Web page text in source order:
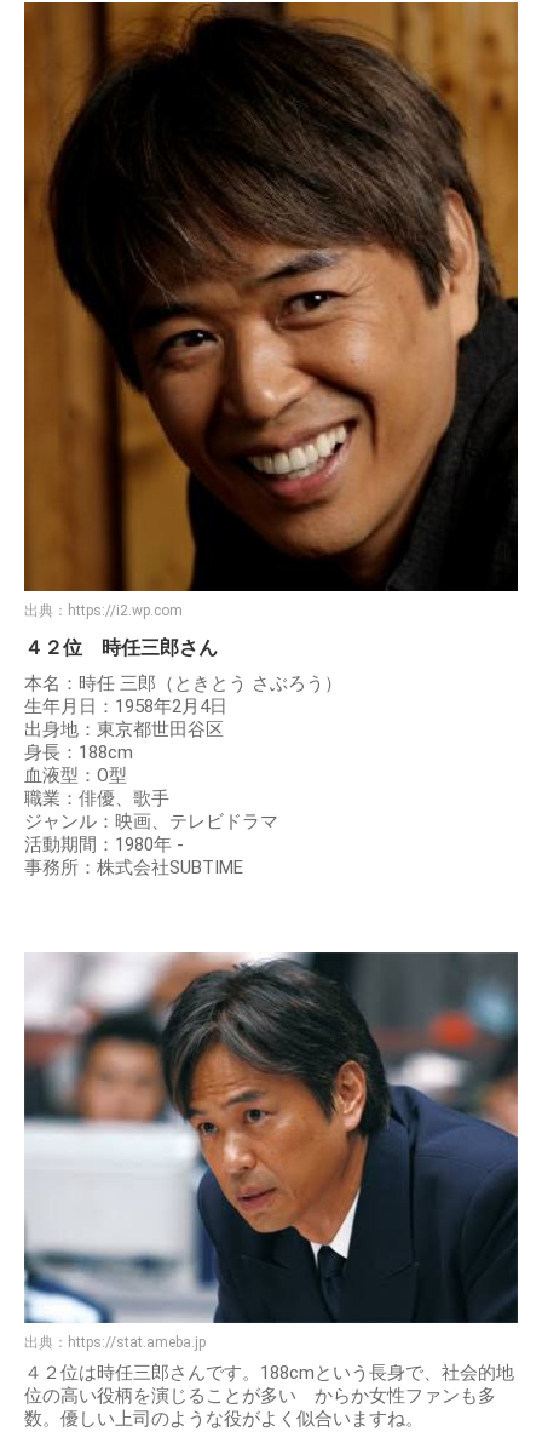
出典： https://i2.wp.com
４２位 時任三郎さん
本名：時任 三郎（ときとう さぶろう）
生年月日：1958年2月4日
出身地：東京都世田谷区
身長：188cm
血液型：O型
職業：俳優、歌手
ジャンル：映画、テレビドラマ
活動期間：1980年 -
事務所：株式会社SUBTIME
出典： https://stat.ameba.jp
４２位は時任三郎さんです。188cmという長身で、社会的地
位の高い役柄を演じることが多い からか女性ファンも多
数。優しい上司のような役がよく似合いますね。